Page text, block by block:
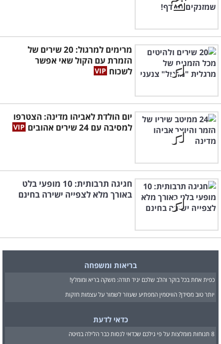
מרימים למרגול: 20 שירים של
הזמרת עם הקול שאי אפשר
לשכוח
יום הולדת לאביהו מדינה: הצטרפו
למסיבה עם 24 שירים אהובים
חגיגה תרבותית: 10 מופעי בלט
באורך מלא לצפייה ישירה בחינם
בריאות ומשפחה
כפית אחת בכל בוקר והלב שלכם יגיד תודה: משקה בריא ומומלץ!
יותר טוב מסידן? הוויטמין המפתיע שעוזר לשמור על עצמות חזקות
כדאי לדעת
8 תנוחות מומלצות על פי גילכם שכדאי לנסות כבר הלילה במיטה